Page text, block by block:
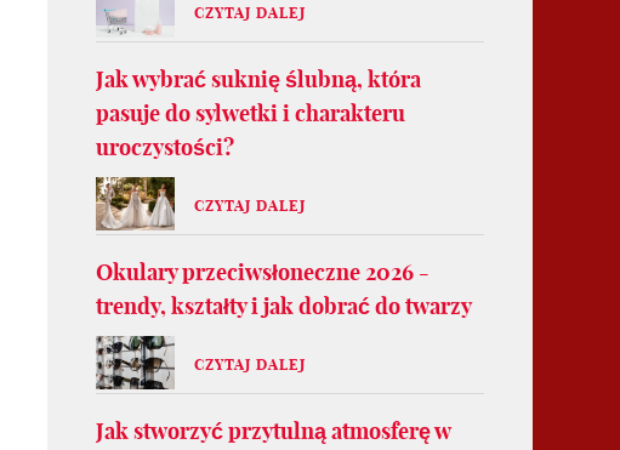
CZYTAJ DALEJ
Jak wybrać suknię ślubną, która
pasuje do sylwetki i charakteru
uroczystości?
CZYTAJ DALEJ
Okulary przeciwsłoneczne 2026 -
trendy, kształty i jak dobrać do twarzy
CZYTAJ DALEJ
Jak stworzyć przytulną atmosferę w